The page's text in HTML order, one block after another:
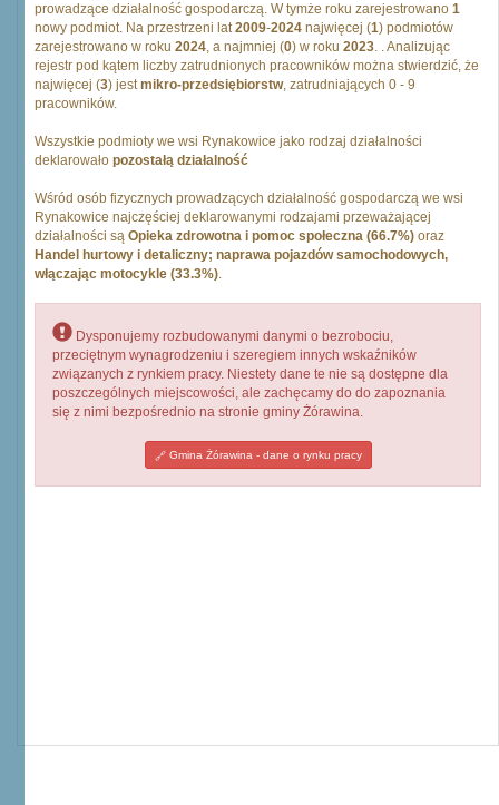
prowadzące działalność gospodarczą. W tymże roku zarejestrowano 1
nowy podmiot. Na przestrzeni lat2009-2024 najwięcej (1) podmiotów
zarejestrowano w roku 2024, a najmniej (0) w roku 2023. . Analizując
rejestr pod kątem liczby zatrudnionych pracowników można stwierdzić, że
najwięcej (3) jestmikro-przedsiębiorstw, zatrudniających 0 - 9
pracowników.
Wszystkie podmioty we wsi Rynakowice jako rodzaj działalności
deklarowało pozostałą działalność
Wśród osób fizycznych prowadzących działalność gospodarczą we wsi
Rynakowice najczęściej deklarowanymi rodzajami przeważającej
działalności są Opieka zdrowotna i pomoc społeczna (66.7%) oraz
Handel hurtowy i detaliczny; naprawa pojazdów samochodowych,
włączając motocykle (33.3%).
Dysponujemy rozbudowanymi danymi o bezrobociu,
przeciętnym wynagrodzeniu i szeregiem innych wskaźników
związanych z rynkiem pracy. Niestety dane te nie są dostępne dla
poszczególnych miejscowości, ale zachęcamy do do zapoznania
się z nimi bezpośrednio na stronie gminy Żórawina.
Gmina Żórawina - dane o rynku pracy